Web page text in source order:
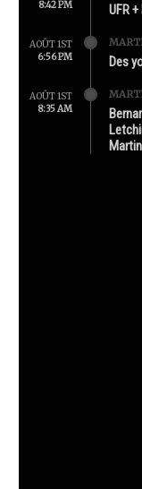
8:42 PM
UFR +
AOÛT 1ST
6:56 PM
Des
AOÛT 1ST
8:35 AM